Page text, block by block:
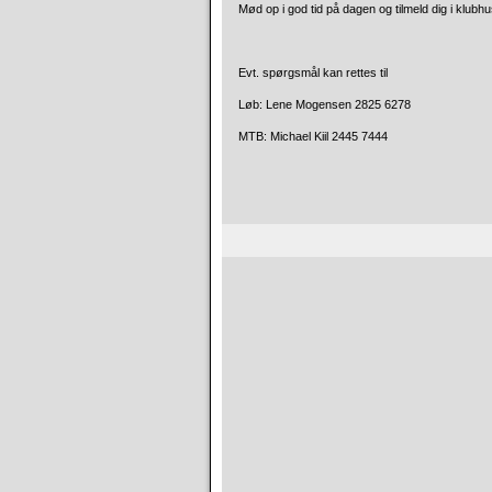
Mød op i god tid på dagen og tilmeld dig i
Evt. spørgsmål kan rettes til
Løb: Lene Mogensen 2825 6278
MTB: Michael Kiil 2445 7444